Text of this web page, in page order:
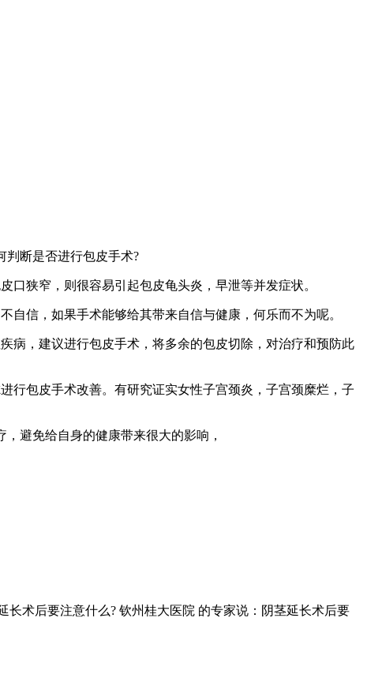
断是否进行包皮手术?
狭窄，则很容易引起包皮龟头炎，早泄等并发症状。
信，如果手术能够给其带来自信与健康，何乐而不为呢。
，建议进行包皮手术，将多余的包皮切除，对治疗和预防此
包皮手术改善。有研究证实女性子宫颈炎，子宫颈糜烂，子
避免给自身的健康带来很大的影响，
术后要注意什么? 钦州桂大医院 的专家说：阴茎延长术后要